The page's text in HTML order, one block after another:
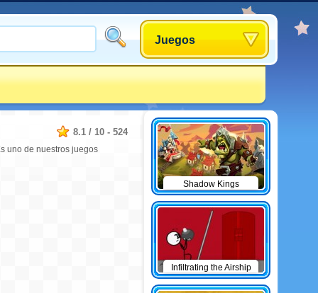
Juegos
8.1 / 10 - 524
uno de nuestros juegos
Shadow Kings
Infiltrating the Airship